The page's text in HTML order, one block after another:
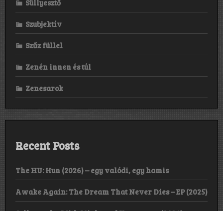
Süllyesztő
Szubjektív
Szűz füllel
Zenén innen és túl
Zenesarok
Recent Posts
The HU: Hun (2026) – egy valódi, egy hamis
Awake Again: The Dream That Never Dies – EP (2025)